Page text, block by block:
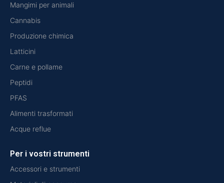
Mangimi per animali
Cannabis
Produzione chimica
Latticini
Carne e pollame
Peptidi
PFAS
Alimenti trasformati
Acque reflue
Per i vostri strumenti
Accessori e strumenti